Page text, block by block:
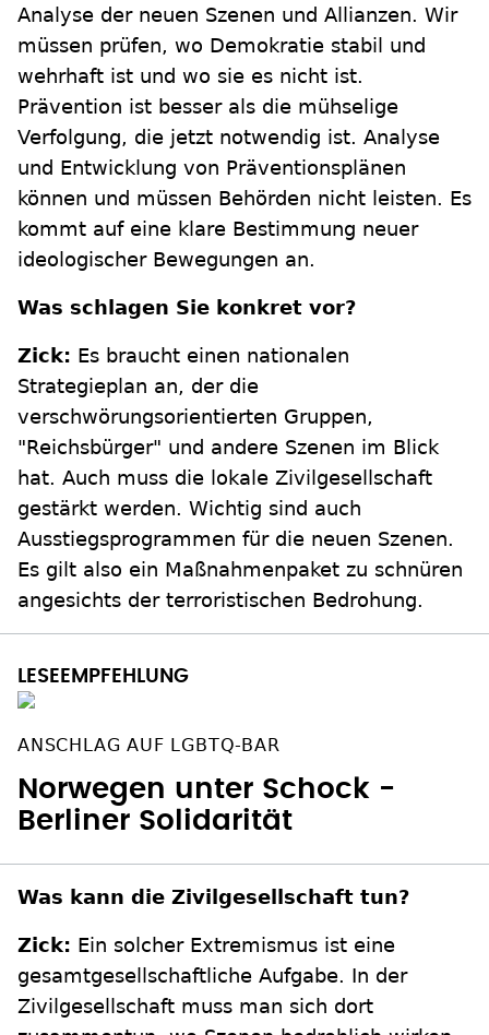
Analyse der neuen Szenen und Allianzen. Wir
müssen prüfen, wo Demokratie stabil und
wehrhaft ist und wo sie es nicht ist.
Prävention ist besser als die mühselige
Verfolgung, die jetzt notwendig ist. Analyse
und Entwicklung von Präventionsplänen
können und müssen Behörden nicht leisten. Es
kommt auf eine klare Bestimmung neuer
ideologischer Bewegungen an.
Was schlagen Sie konkret vor?
Zick: Es braucht einen nationalen
Strategieplan an, der die
verschwörungsorientierten Gruppen,
"Reichsbürger" und andere Szenen im Blick
hat. Auch muss die lokale Zivilgesellschaft
gestärkt werden. Wichtig sind auch
Ausstiegsprogrammen für die neuen Szenen.
Es gilt also ein Maßnahmenpaket zu schnüren
angesichts der terroristischen Bedrohung.
ANSCHLAG AUF LGBTQ-BAR
Norwegen unter Schock -
Berliner Solidarität
Was kann die Zivilgesellschaft tun?
Zick: Ein solcher Extremismus ist eine
gesamtgesellschaftliche Aufgabe. In der
Zivilgesellschaft muss man sich dort